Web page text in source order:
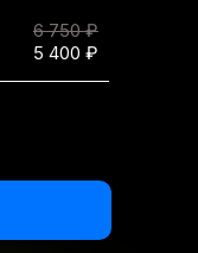
6 750 ₽
5 400 ₽